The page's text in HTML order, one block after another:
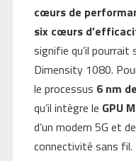
cœurs de
six cœurs
signifie qu’il pourrait
Dimensity 1080.
le processus 6 nm
qu’il intègre le GPU
d’un modem 5G et
connectivité sans fil.